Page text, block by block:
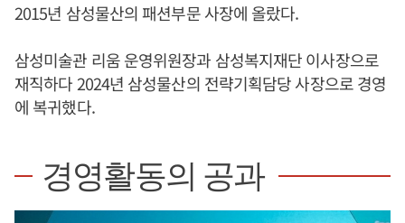
2015년 삼성물산의 패션부문 사장에 올랐다.
삼성미술관 리움 운영위원장과 삼성복지재단 이사장으로
재직하다 2024년 삼성물산의 전략기획담당 사장으로 경영
에 복귀했다.
경영활동의 공과